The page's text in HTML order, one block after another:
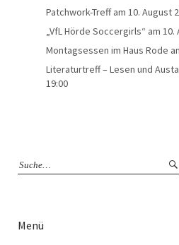
Patchwork-Treffam 10. August
„VfL Hörde Soccergirls“ am 10.
Montagsessen im Haus Rode
Literaturtreff – Lesen und
19:00
Menü